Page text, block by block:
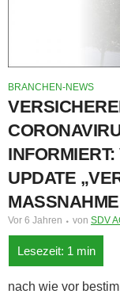
BRANCHEN-NEWS
UPDATE
Vor 6 Jahren von SDV
nach wie vor